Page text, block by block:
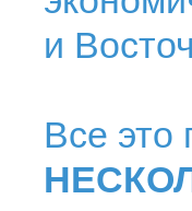
и
Все это